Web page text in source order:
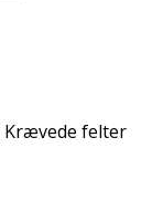
Krævede felter